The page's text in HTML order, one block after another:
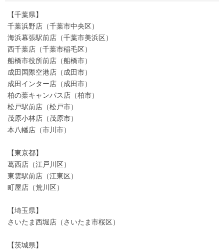
【千葉県】
千葉浜野店（千葉市中央区）
海浜幕張駅前店（千葉市美浜区）
西千葉店（千葉市稲毛区）
船橋市役所前店（船橋市）
成田国際空港店（成田市）
成田インター店（成田市）
柏の葉キャンパス店（柏市）
松戸駅前店（松戸市）
茂原小林店（茂原市）
本八幡店（市川市）
【東京都】
葛西店（江戸川区）
東雲駅前店（江東区）
町屋店（荒川区）
【埼玉県】
さいたま西堀店（さいたま市桜区）
【茨城県】